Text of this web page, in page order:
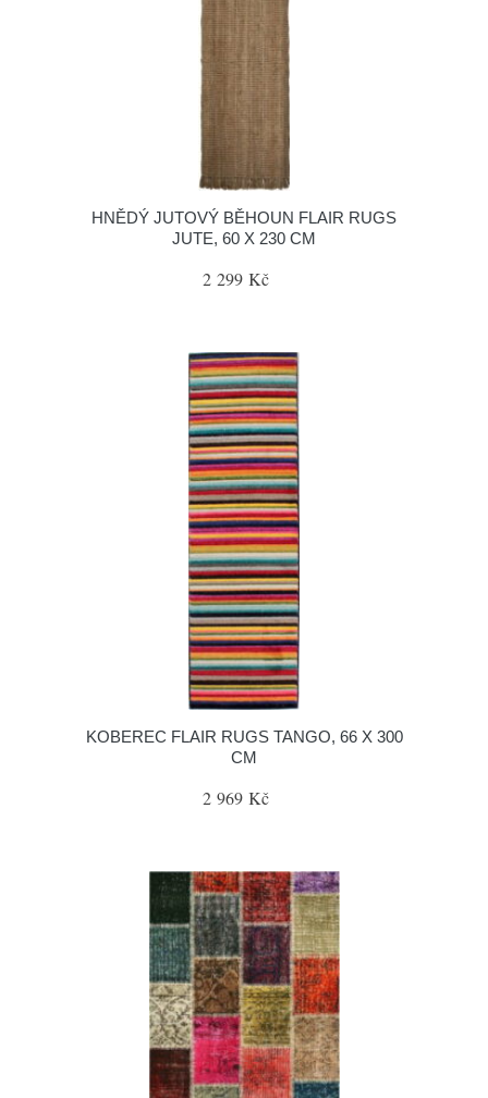
HNĚDÝ JUTOVÝ BĚHOUN FLAIR RUGS
JUTE, 60 X 230 CM
2 299 Kč
KOBEREC FLAIR RUGS TANGO, 66 X 300
CM
2 969 Kč